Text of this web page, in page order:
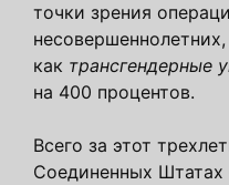
точки зрения
как трансгендерные
на 400 процентов.
Всего за этот
Соединенных Штатах